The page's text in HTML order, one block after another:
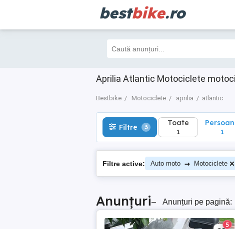
bestbike.ro
Aprilia Atlantic Motociclete
Bestbike Motociclete aprilia atlantic
Filtre 3 Toate
1
Filtre 3 Toate
1 1
Filtre active: Auto moto → Motociclete
Anunțuri– Anunțuri pe pagină:
5